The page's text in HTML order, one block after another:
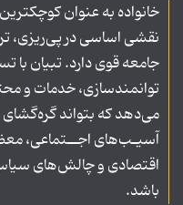
خانواده به عنوان
نقشی اساسی در پی‌ریزی،
جامعه قوی دارد. تبیان با
توانمندسازی، خدمات و
می‌دهد که بتواند
آسیـب‌های اجــتماعی،
اقتصادی و چالش‌های
باشد.